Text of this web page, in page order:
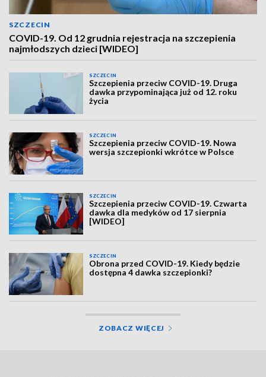
SZCZECIN
COVID-19. Od 12 grudnia rejestracja na szczepienia
najmłodszych dzieci [WIDEO]
SZCZECIN
Szczepienia przeciw COVID-19. Druga
dawka przypominająca już od 12. roku
życia
SZCZECIN
Szczepienia przeciw COVID-19. Nowa
wersja szczepionki wkrótce w Polsce
SZCZECIN
Szczepienia przeciw COVID-19. Czwarta
dawka dla medyków od 17 sierpnia
[WIDEO]
SZCZECIN
Obrona przed COVID-19. Kiedy będzie
dostępna 4 dawka szczepionki?
ZOBACZ WIĘCEJ